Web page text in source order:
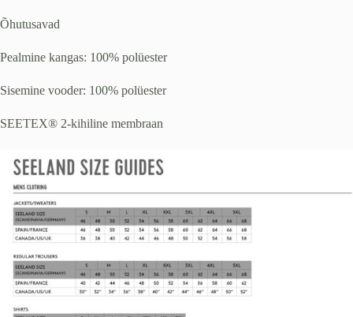
Õhutusavad
Pealmine kangas: 100% polüester
Sisemine vooder: 100% polüester
SEETEX® 2-kihiline membraan